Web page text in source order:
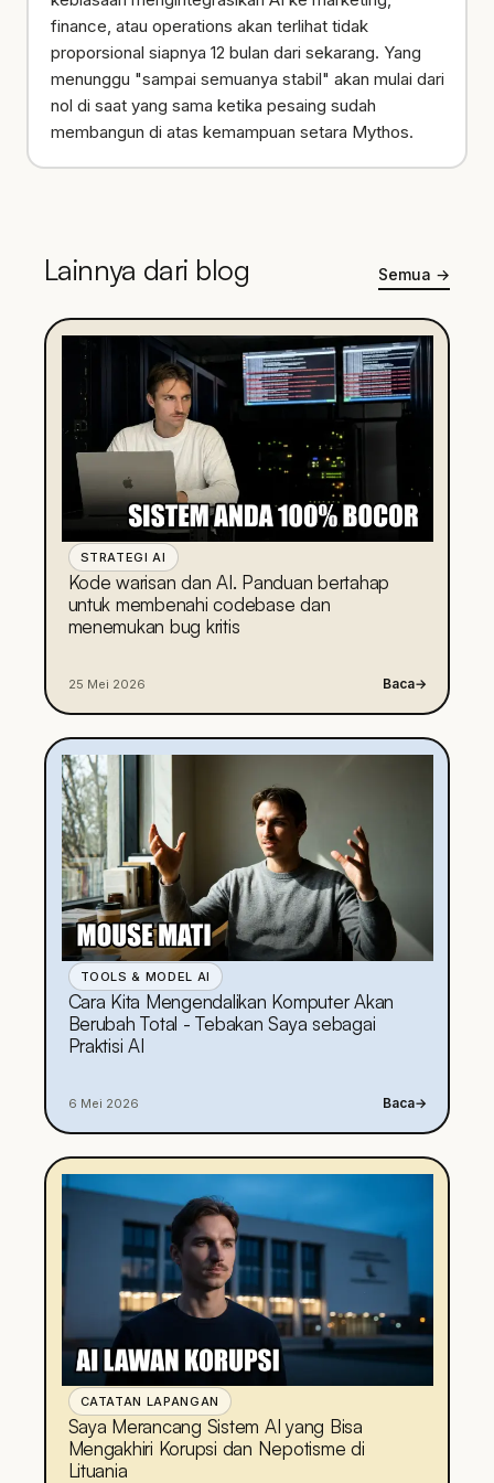
finance, atau operations akan terlihat tidak
proporsional siapnya 12 bulan dari sekarang. Yang
menunggu "sampai semuanya stabil" akan mulai dari
nol di saat yang sama ketika pesaing sudah
membangun di atas kemampuan setara Mythos.
Lainnya dari blog Semua →
STRATEGI AI
Kode warisan dan AI. Panduan bertahap
untuk membenahi codebase dan
menemukan bug kritis
25 Mei 2026 Baca→
TOOLS & MODEL AI
Cara Kita Mengendalikan Komputer Akan
Berubah Total - Tebakan Saya sebagai
Praktisi AI
6 Mei 2026 Baca→
CATATAN LAPANGAN
Saya Merancang Sistem AI yang Bisa
Mengakhiri Korupsi dan Nepotisme di
Lituania